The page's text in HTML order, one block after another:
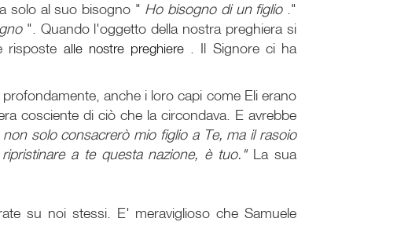
solo al suo bisogno " Ho bisogno di un figlio ."
". Quando l'oggetto della nostra preghiera si
risposte alle nostre preghiere
. Il Signore ci ha
anche i loro capi come Eli erano
cosciente di ciò che la circondava. E avrebbe
non solo consacrerò mio figlio a Te, ma il rasoio
a te questa nazione, è tuo." La sua
su noi stessi. E' meraviglioso che Samuele